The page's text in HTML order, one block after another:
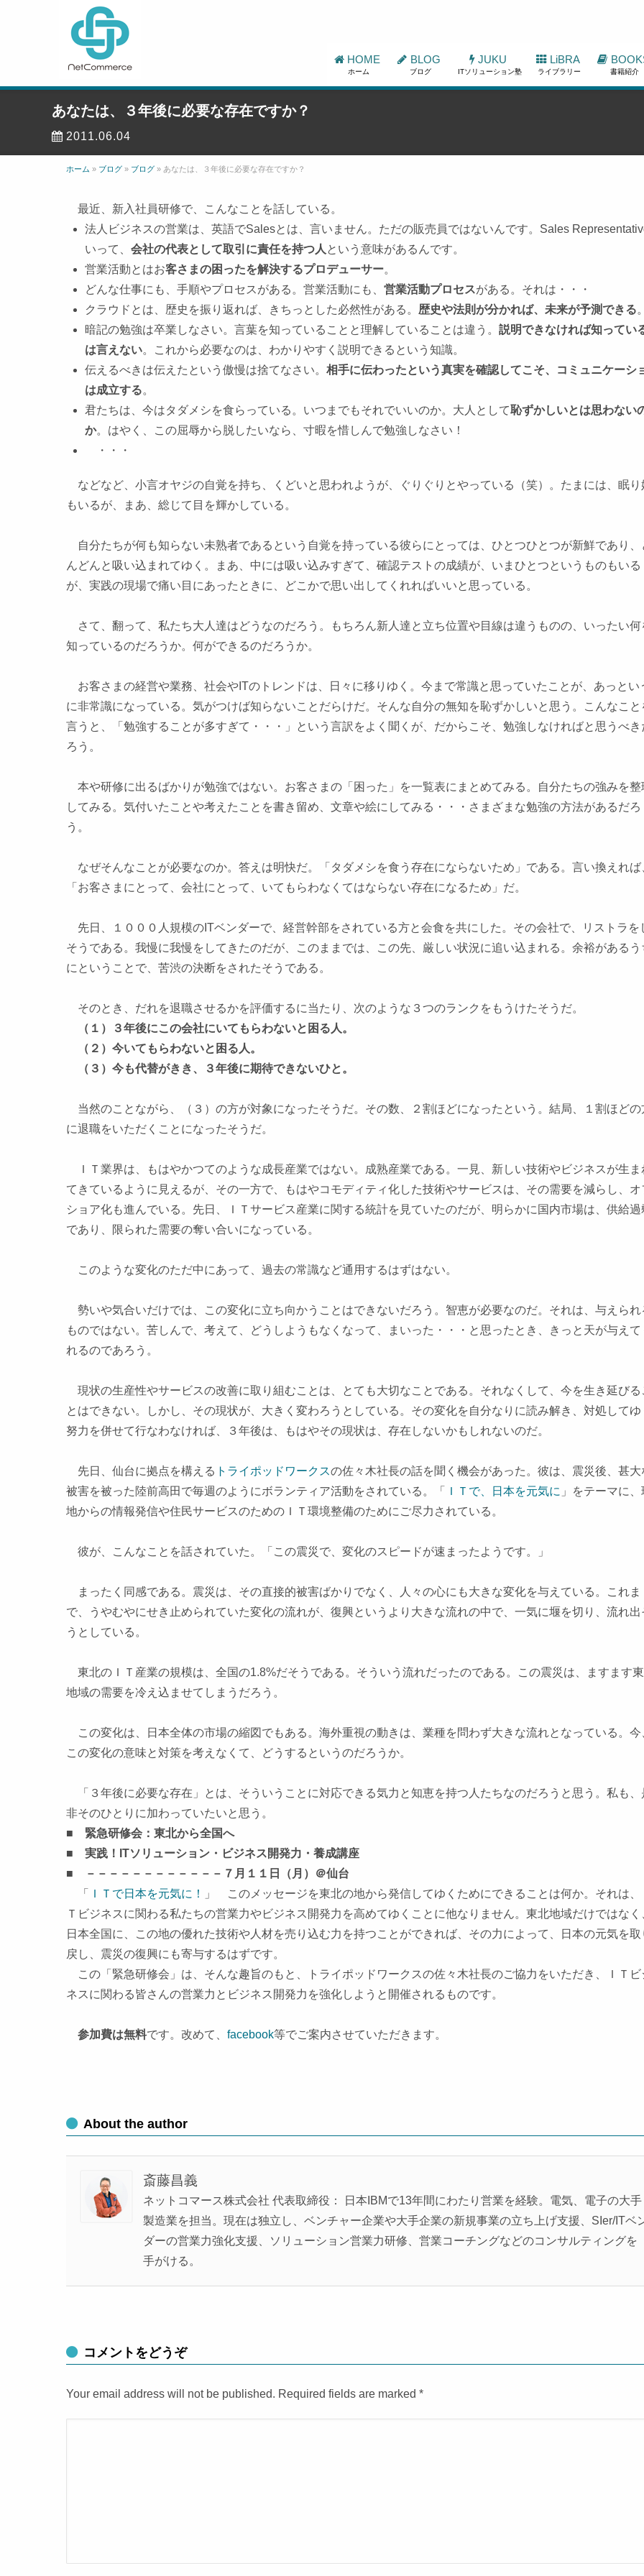
HOME
ホーム
BLOG
ブログ
JUKU
ITソリューション塾
LiBRA
ライブラリー 書籍紹介
あなたは、３年後に必要な存在ですか？
2011.06.04
ホーム » ブログ » ブログ » あなたは、３年後に必要な存在ですか？
最近、新入社員研修で、こんなことを話している。
法人ビジネスの営業は、英語でSalesとは、言いません。ただの販売員ではないんです。Sales
いって、会社の代表として取引に責任を持つ人 という意味があるんです。
営業活動とはお客さまの困ったを解決するプロデューサー。
どんな仕事にも、手順やプロセスがある。営業活動にも、営業活動プロセスがある。それは・・・
クラウドとは、歴史を振り返れば、きちっとした必然性がある。 歴史や法則が分かれば、未来が予測できる。
暗記の勉強は卒業しなさい。言葉を知っていることと理解していることは違う。説明できなければ知ってい
は言えない。これから必要なのは、わかりやすく説明できるという知識。
伝えるべきは伝えたという傲慢は捨てなさい。相手に伝わったという真実を確認してこそ、コミュニケーシ
は成立する。
君たちは、今はタダメシを食らっている。いつまでもそれでいいのか。大人として恥ずかしいとは思わない
か。はやく、この屈辱から脱したいなら、寸暇を惜しんで勉強しなさい！
・・・
などなど、小言オヤジの自覚を持ち、くどいと思われようが、ぐりぐりとやっている（笑）。たまには、眠り
もいるが、まあ、総じて目を輝かしている。
自分たちが何も知らない未熟者であるという自覚を持っている彼らにとっては、ひとつひとつが新鮮であり、
んどんと吸い込まれてゆく。まあ、中には吸い込みすぎて、確認テストの成績が、いまひとつというものもいる
が、実践の現場で痛い目にあったときに、どこかで思い出してくれればいいと思っている。
さて、翻って、私たち大人達はどうなのだろう。もちろん新人達と立ち位置や目線は違うものの、いったい何
知っているのだろうか。何ができるのだろうか。
お客さまの経営や業務、社会やITのトレンドは、日々に移りゆく。今まで常識と思っていたことが、あっとい
に非常識になっている。気がつけば知らないことだらけだ。そんな自分の無知を恥ずかしいと思う。こんなこと
言うと、「勉強することが多すぎて・・・」という言訳をよく聞くが、だからこそ、勉強しなければと思うべき
ろう。
本や研修に出るばかりが勉強ではない。お客さまの「困った」を一覧表にまとめてみる。自分たちの強みを整
してみる。気付いたことや考えたことを書き留め、文章や絵にしてみる・・・さまざまな勉強の方法があるだろ
う。
なぜそんなことが必要なのか。答えは明快だ。「タダメシを食う存在にならないため」である。言い換えれば
「お客さまにとって、会社にとって、いてもらわなくてはならない存在になるため」だ。
先日、１０００人規模のITベンダーで、経営幹部をされている方と会食を共にした。その会社で、リストラを
そうである。我慢に我慢をしてきたのだが、このままでは、この先、厳しい状況に追い込まれる。余裕があるう
にということで、苦渋の決断をされたそうである。
そのとき、だれを退職させるかを評価するに当たり、次のような３つのランクをもうけたそうだ。
（１）３年後にこの会社にいてもらわないと困る人。
（２）今いてもらわないと困る人。
（３）今も代替がきき、３年後に期待できないひと。
当然のことながら、（３）の方が対象になったそうだ。その数、２割ほどになったという。結局、１割ほどの
に退職をいただくことになったそうだ。
ＩＴ業界は、もはやかつてのような成長産業ではない。成熟産業である。一見、新しい技術やビジネスが生ま
てきているように見えるが、その一方で、もはやコモディティ化した技術やサービスは、その需要を減らし、オ
ショア化も進んでいる。先日、ＩＴサービス産業に関する統計を見ていたのだが、明らかに国内市場は、供給過
であり、限られた需要の奪い合いになっている。
このような変化のただ中にあって、過去の常識など通用するはずはない。
勢いや気合いだけでは、この変化に立ち向かうことはできないだろう。智恵が必要なのだ。それは、与えられ
ものではない。苦しんで、考えて、どうしようもなくなって、まいった・・・と思ったとき、きっと天が与えて
れるのであろう。
現状の生産性やサービスの改善に取り組むことは、とても大切なことである。それなくして、今を生き延びる
とはできない。しかし、その現状が、大きく変わろうとしている。その変化を自分なりに読み解き、対処してゆ
努力を併せて行なわなければ、３年後は、もはやその現状は、存在しないかもしれないのだ。
先日、仙台に拠点を構える トライポッドワークスの佐々木社長の話を聞く機会があった。彼は、震災後、甚大
被害を被った陸前高田で毎週のようにボランティア活動をされている。「
ＩＴで、日本を元気に 」をテーマに、
地からの情報発信や住民サービスのためのＩＴ環境整備のためにご尽力されている。
彼が、こんなことを話されていた。「この震災で、変化のスピードが速まったようです。」
まったく同感である。震災は、その直接的被害ばかりでなく、人々の心にも大きな変化を与えている。これま
で、うやむやにせき止められていた変化の流れが、復興というより大きな流れの中で、一気に堰を切り、流れ出
うとしている。
東北のＩＴ産業の規模は、全国の1.8%だそうである。そういう流れだったのである。この震災は、ますます
地域の需要を冷え込ませてしまうだろう。
この変化は、日本全体の市場の縮図でもある。海外重視の動きは、業種を問わず大きな流れとなっている。今
この変化の意味と対策を考えなくて、どうするというのだろうか。
「３年後に必要な存在」とは、そういうことに対応できる気力と知恵を持つ人たちなのだろうと思う。私も、
非そのひとりに加わっていたいと思う。
■ 緊急研修会：東北から全国へ
■ 実践！ITソリューション・ビジネス開発力・養成講座
■ －－－－－－－－－－－－７月１１日（月）＠仙台
「
ＩＴで日本を元気に！
」 このメッセージを東北の地から発信してゆくためにできることは何か。それは、
Ｔビジネスに関わる私たちの営業力やビジネス開発力を高めてゆくことに他なりません。東北地域だけではなく
日本全国に、この地の優れた技術や人材を売り込む力を持つことができれば、その力によって、日本の元気を取
戻し、震災の復興にも寄与するはずです。
この「緊急研修会」は、そんな趣旨のもと、トライポッドワークスの佐々木社長のご協力をいただき、ＩＴビ
ネスに関わる皆さんの営業力とビジネス開発力を強化しようと開催されるものです。
参加費は無料です。改めて、 facebook等でご案内させていただきます。
About the author
斎藤昌義
ネットコマース株式会社 代表取締役： 日本IBMで13年間にわたり営業を経験。電気、電子の大手
製造業を担当。現在は独立し、ベンチャー企業や大手企業の新規事業の立ち上げ支援、SIer/ITベ
ダーの営業力強化支援、ソリューション営業力研修、営業コーチングなどのコンサルティングを
手がける。
コメントをどうぞ
Your email address will not be published. Required fields are marked *